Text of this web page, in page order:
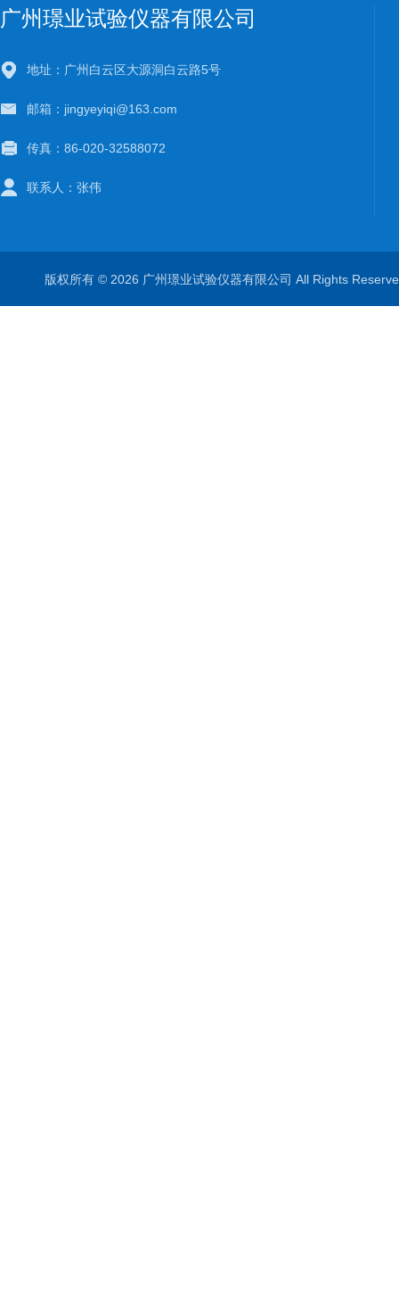
广州璟业试验仪器有限公司
地址：广州白云区大源洞白云路5号
邮箱：jingyeyiqi@163.com
传真：86-020-32588072
联系人：张伟
版权所有 © 2026 广州璟业试验仪器有限公司 All Rights